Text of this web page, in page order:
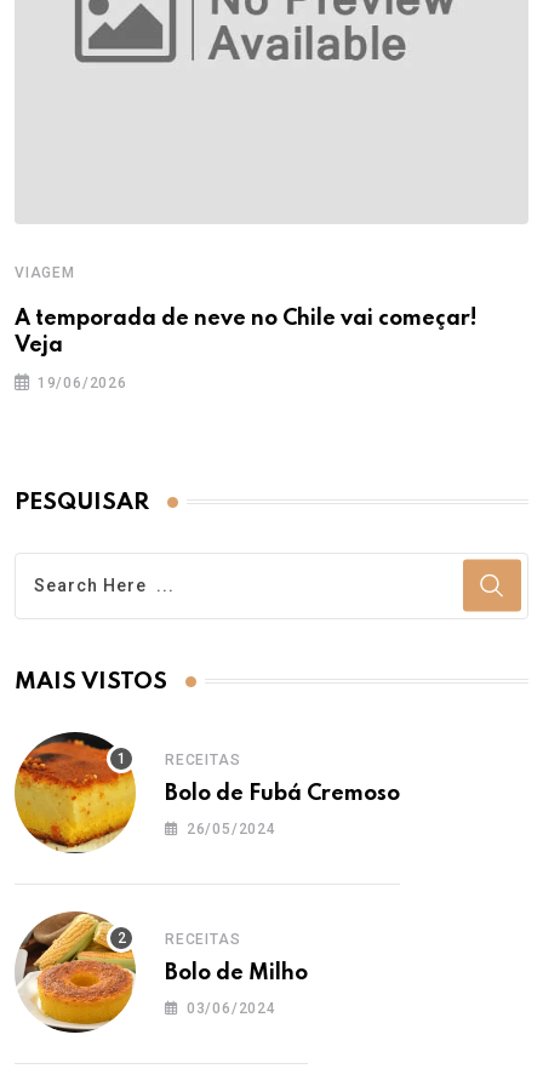
VIAGEM
A temporada de neve no Chile vai começar!
Veja
19/06/2026
PESQUISAR
MAIS VISTOS
RECEITAS
Bolo de Fubá Cremoso
26/05/2024
RECEITAS
Bolo de Milho
03/06/2024